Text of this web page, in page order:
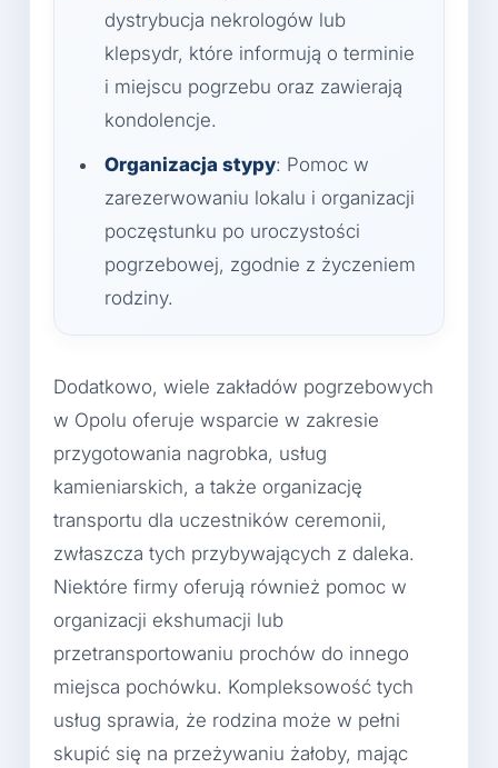
dystrybucja nekrologów lub
klepsydr, które informują o terminie
i miejscu pogrzebu oraz zawierają
kondolencje.
Organizacja stypy: Pomoc w
zarezerwowaniu lokalu i organizacji
poczęstunku po uroczystości
pogrzebowej, zgodnie z życzeniem
rodziny.
Dodatkowo, wiele zakładów pogrzebowych
w Opolu oferuje wsparcie w zakresie
przygotowania nagrobka, usług
kamieniarskich, a także organizację
transportu dla uczestników ceremonii,
zwłaszcza tych przybywających z daleka.
Niektóre firmy oferują również pomoc w
organizacji ekshumacji lub
przetransportowaniu prochów do innego
miejsca pochówku. Kompleksowość tych
usług sprawia, że rodzina może w pełni
skupić się na przeżywaniu żałoby, mając